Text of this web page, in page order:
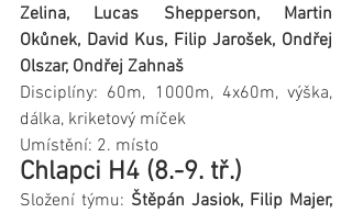
Zelina, Lucas Shepperson, Martin
Okůnek, David Kus, Filip Jarošek, Ondřej
Olszar, Ondřej Zahnaš
Disciplíny: 60m, 1000m, 4x60m, výška,
dálka, kriketový míček
Umístění: 2. místo
Chlapci H4 (8.-9. tř.)
Složení týmu: Štěpán Jasiok, Filip Majer,